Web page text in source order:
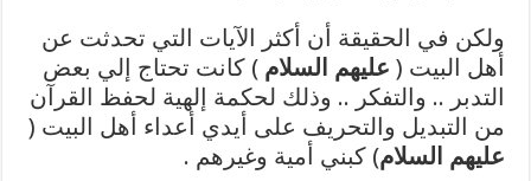
ولكن في الحقيقة أن أكثر الآيات التي تحدثت عن
أهل البيت ( عليهم السلام ) كانت تحتاج إلي بعض
التدبر .. والتفكر .. وذلك لحكمة إلهية لحفظ القرآن
من التبديل والتحريف على أيدي أعداء أهل البيت (
عليهم السلام) كبني أمية وغيرهم .